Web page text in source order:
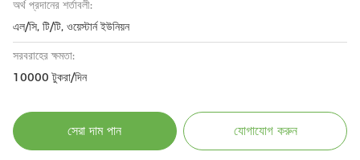
অর্থ প্রদানের শর্তাবলী:
এল/সি, টি/টি, ওয়েস্টার্ন ইউনিয়ন
সরবরাহের ক্ষমতা:
10000 টুকরা/দিন
সেরা দাম পান যোগাযোগ করুন